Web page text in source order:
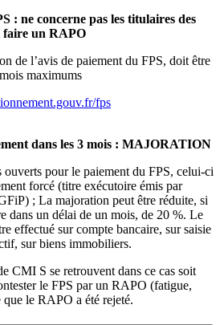
: ne concerne pas les titulaires des
un RAPO
de l’avis de paiement du FPS, doit être
maximums
fps
dans les 3 mois : MAJORATION
ouverts pour le paiement du FPS, celui-ci
forcé (titre exécutoire émis par
; La majoration peut être réduite, si
dans un délai de un mois, de 20 %. Le
effectué sur compte bancaire, sur saisie
sur biens immobiliers.
CMI S se retrouvent dans ce cas soit
le FPS par un RAPO (fatigue,
le RAPO a été rejeté.